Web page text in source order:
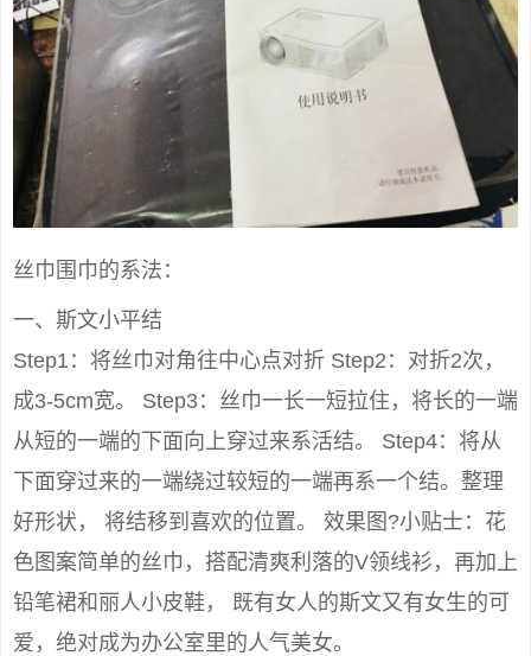
丝巾围巾的系法：
一、斯文小平结
Step1：将丝巾对角往中心点对折 Step2：对折2次，
成3-5cm宽。 Step3：丝巾一长一短拉住，将长的一端
从短的一端的下面向上穿过来系活结。 Step4：将从
下面穿过来的一端绕过较短的一端再系一个结。整理
好形状， 将结移到喜欢的位置。 效果图?小贴士：花
色图案简单的丝巾，搭配清爽利落的V领线衫，再加上
铅笔裙和丽人小皮鞋， 既有女人的斯文又有女生的可
爱，绝对成为办公室里的人气美女。